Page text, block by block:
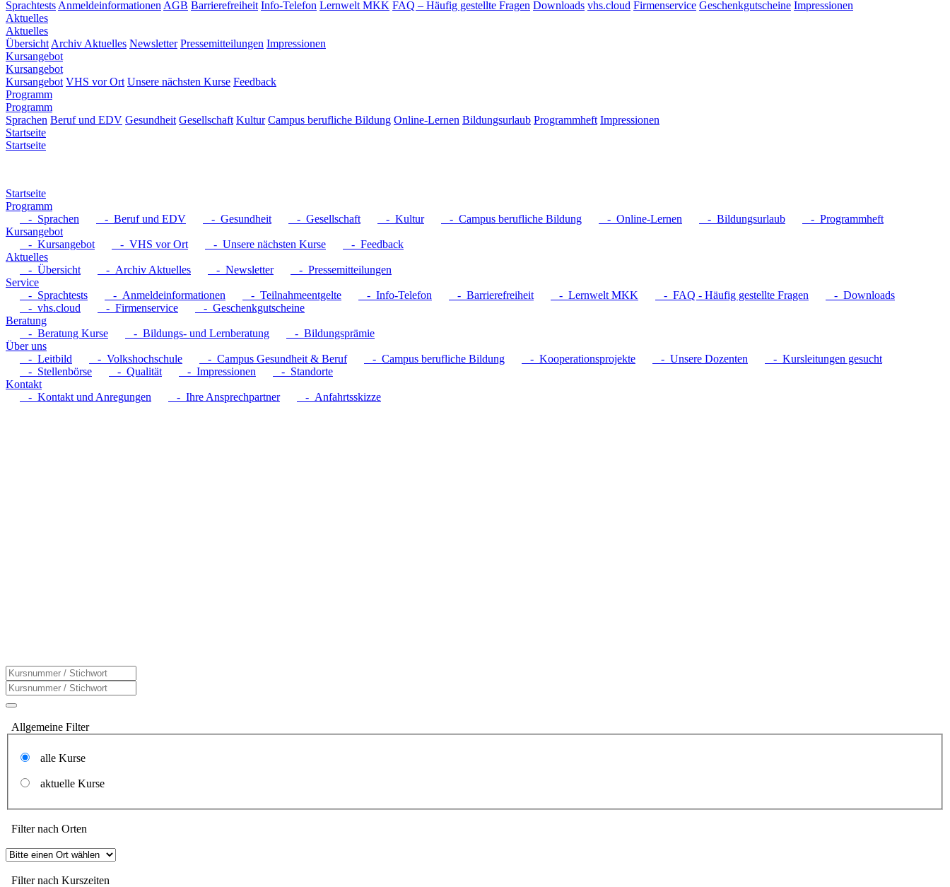
Sprachtests Anmeldeinformationen AGB Barrierefreiheit Info-Telefon Lernwelt MKK FAQ – Häufig gestellte Fragen Downloads vhs.cloud Firmenservice Geschenkgutscheine Impressionen
Aktuelles
Aktuelles
Übersicht Archiv Aktuelles Newsletter Pressemitteilungen Impressionen
Kursangebot
Kursangebot
Kursangebot VHS vor Ort Unsere nächsten Kurse Feedback
Programm
Programm
Sprachen Beruf und EDV Gesundheit Gesellschaft Kultur Campus berufliche Bildung Online-Lernen Bildungsurlaub Programmheft Impressionen
Startseite
Startseite
Startseite
Programm
- Sprachen
- Beruf und EDV - Gesundheit - Gesellschaft - Kultur - Campus berufliche Bildung - Online-Lernen - Bildungsurlaub
- Programmheft
Kursangebot
- Kursangebot
- VHS vor Ort - Unsere nächsten Kurse
- Feedback
Aktuelles
- Übersicht
- Archiv Aktuelles - Newsletter
- Pressemitteilungen
Service
- Sprachtests
- Anmeldeinformationen - Teilnahmeentgelte - Info-Telefon - Barrierefreiheit - Lernwelt MKK - FAQ - Häufig gestellte Fragen
- Downloads
- vhs.cloud
- Firmenservice
- Geschenkgutscheine
Beratung
- Beratung Kurse
- Bildungs- und Lernberatung
- Bildungsprämie
Über uns
- Leitbild
- Volkshochschule - Campus Gesundheit & Beruf - Campus berufliche Bildung - Kooperationsprojekte - Unsere Dozenten
- Kursleitungen gesucht
- Stellenbörse
- Qualität - Impressionen
- Standorte
Kontakt
- Kontakt und Anregungen
- Ihre Ansprechpartner - Anfahrtsskizze
Allgemeine Filter
alle Kurse
aktuelle Kurse
Filter nach Orten
Filter nach Kurszeiten